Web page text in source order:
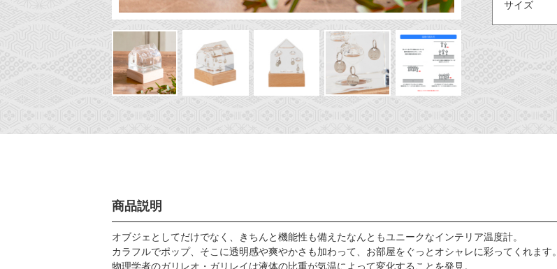
サイズ
商品説明
オブジェとしてだけでなく、きちんと機能性も備えたなんともユニークなインテリア温度計。
カラフルでポップ、そこに透明感や爽やかさも加わって、お部屋をぐっとオシャレに彩ってくれます。
物理学者のガリレオ・ガリレイは液体の比重が気温によって変化することを発見。